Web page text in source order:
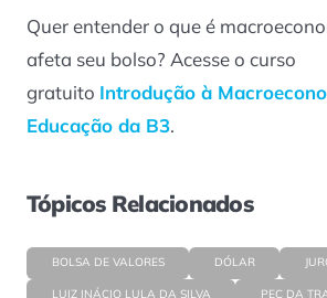
Quer entender o que é
afeta seu bolso? Acesse o curso
gratuito Introdução à
Educação da B3.
Tópicos Relacionados
BOLSA DE VALORES DÓLAR
LUIZ INÁCIO LULA DA SILVA PEC DA